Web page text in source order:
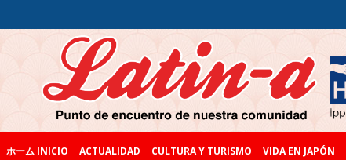
ホーム INICIO ACTUALIDAD CULTURA Y TURISMO VIDA EN JAPÓN